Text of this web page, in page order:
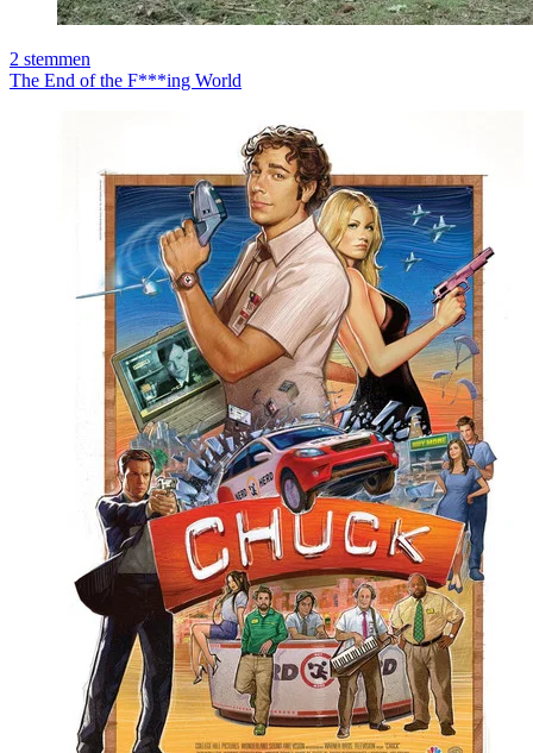
2 stemmen
The End of the F***ing World